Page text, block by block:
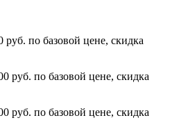
руб. по базовой цене, скидка
руб. по базовой цене, скидка
руб. по базовой цене, скидка